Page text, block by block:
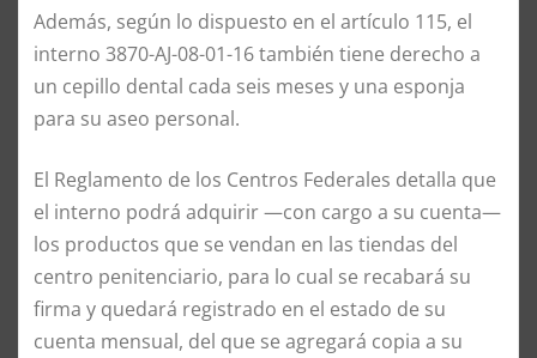
Además, según lo dispuesto en el artículo 115, el
interno 3870-AJ-08-01-16 también tiene derecho a
un cepillo dental cada seis meses y una esponja
para su aseo personal.
El Reglamento de los Centros Federales detalla que
el interno podrá adquirir —con cargo a su cuenta—
los productos que se vendan en las tiendas del
centro penitenciario, para lo cual se recabará su
firma y quedará registrado en el estado de su
cuenta mensual, del que se agregará copia a su